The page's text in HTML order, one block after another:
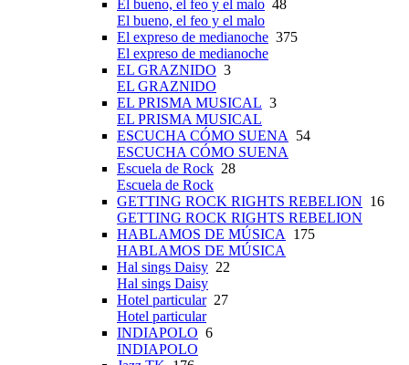
El bueno, el feo y el malo 48
El bueno, el feo y el malo
El expreso de medianoche 375
El expreso de medianoche
EL GRAZNIDO 3
EL GRAZNIDO
EL PRISMA MUSICAL 3
EL PRISMA MUSICAL
ESCUCHA CÓMO SUENA
54
ESCUCHA CÓMO SUENA
Escuela de Rock 28
Escuela de Rock
GETTING ROCK RIGHTS REBELION 16
GETTING ROCK RIGHTS REBELION
HABLAMOS DE MÚSICA
175
HABLAMOS DE MÚSICA
Hal sings Daisy 22
Hal sings Daisy
Hotel particular27
Hotel particular
INDIAPOLO 6
INDIAPOLO